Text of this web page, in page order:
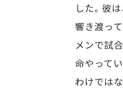
した。彼
響き渡っ
メンで試
命やって
わけでは